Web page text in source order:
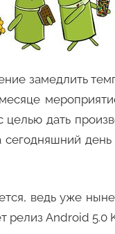
замедлить
дать
ведь уже
релиз Android 5.0